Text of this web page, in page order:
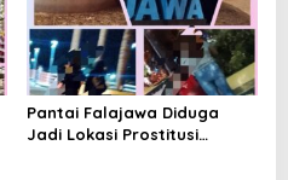
Pantai Falajawa Diduga
Jadi Lokasi Prostitusi